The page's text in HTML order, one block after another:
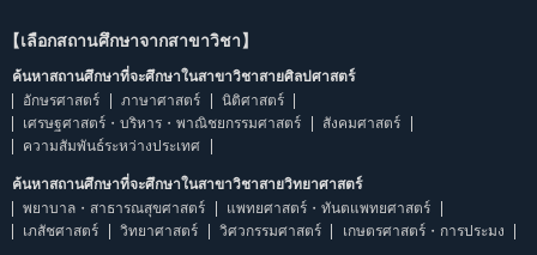
【เลือกสถานศึกษาจากสาขาวิชา】
ค้นหาสถานศึกษาที่จะศึกษาในสาขาวิชาสายศิลปศาสตร์
อักษรศาสตร์
ภาษาศาสตร์
นิติศาสตร์
เศรษฐศาสตร์・บริหาร・พาณิชยกรรมศาสตร์
สังคมศาสตร์
ความสัมพันธ์ระหว่างประเทศ
ค้นหาสถานศึกษาที่จะศึกษาในสาขาวิชาสายวิทยาศาสตร์
พยาบาล・สาธารณสุขศาสตร์
แพทยศาสตร์・ทันตแพทยศาสตร์
เภสัชศาสตร์
วิทยาศาสตร์ วิศวกรรมศาสตร์ เกษตรศาสตร์・การประมง